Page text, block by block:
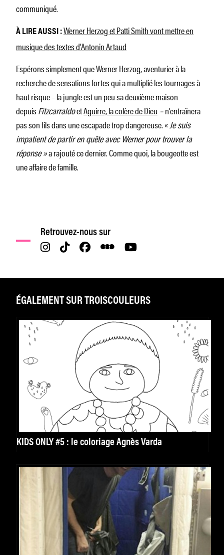
communiqué.
À LIRE AUSSI :Werner Herzog et Patti Smith vont mettre en
musique des textes d’Antonin Artaud
Espérons simplement que Werner Herzog, aventurier à la
recherche de sensations fortes qui a multiplié les tournages à
haut risque – la jungle est un peu sa deuxième maison
depuisFitzcarraldoetAguirre, la colère de Dieu –n’entraînera
pas son fils dans une escapade trop dangereuse. «Je suis
impatient de partir en quête avec Werner pour trouver la
réponse »a rajouté ce dernier. Comme quoi, la bougeotte est
une affaire de famille.
Retrouvez-nous sur
ÉGALEMENT SUR TROISCOULEURS
KIDS ONLY #5 : le coloriage Agnès Varda